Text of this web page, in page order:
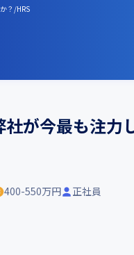
？/HRS
が今最も注
400-550万円 正社員